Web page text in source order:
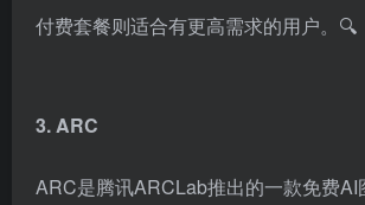
Lenso.ai是一款基于AI算法的反向图像
质量进行筛选和排序，并支持导出为